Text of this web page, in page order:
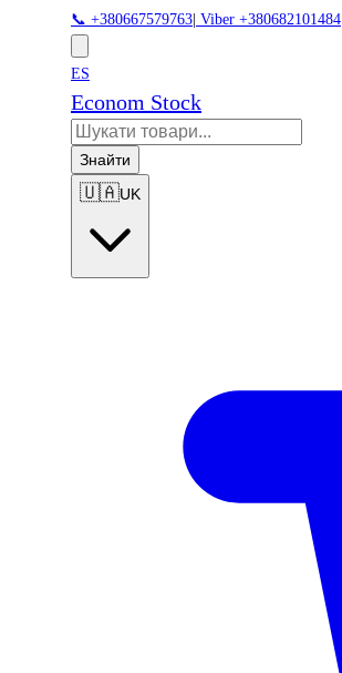
📞 +380667579763 Viber +380682101484
ES
Econom Stock
Знайти
🇺🇦UK